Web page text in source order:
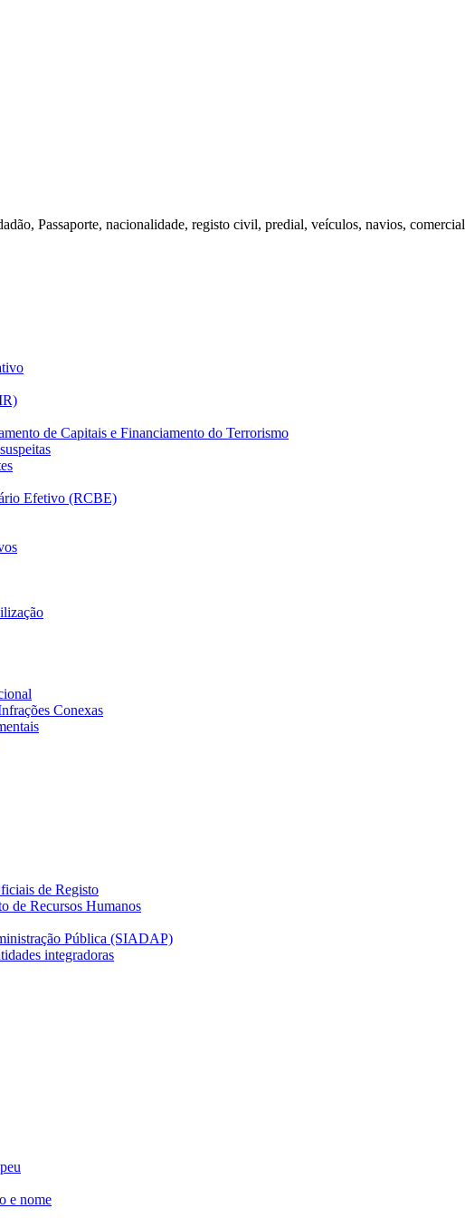
Passaporte, nacionalidade, registo civil, predial, veículos, navios,
de Capitais e Financiamento do Terrorismo
Efetivo (RCBE)
Conexas
de Registo
de Recursos Humanos
Pública (SIADAP)
integradoras
e nome